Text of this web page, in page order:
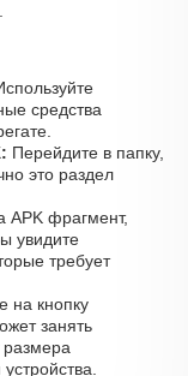
средства
Перейдите в папку,
это раздел
APK фрагмент,
увидите
требует
на кнопку
занять
размера